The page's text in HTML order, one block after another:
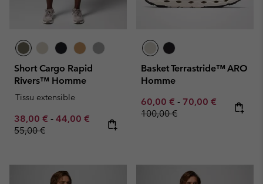
Short Cargo Rapid
Rivers™ Homme
Tissu extensible
Minimum sale price:
38,00 € - Maximum sale price:
44,00 € Regular price:
55,00 €
Basket Terrastride™ ARO
Homme
Minimum sale price:
60,00 € - Maximum sale
70,00 € Regular
100,00 €